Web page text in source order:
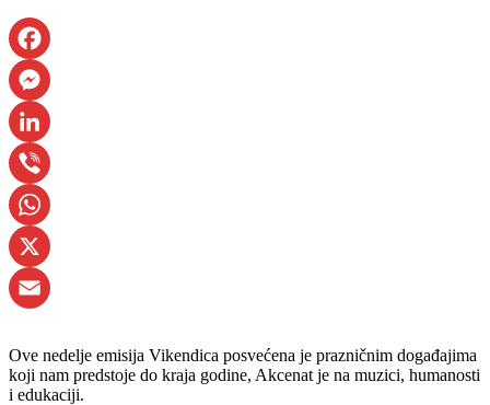
Facebook
Messenger
LinkedIn
Viber
WhatsApp
X
Ove nedelje emisija Vikendica posvećena je prazničnim događajima
koji nam predstoje do kraja godine, Akcenat je na muzici, humanosti
i edukaciji.